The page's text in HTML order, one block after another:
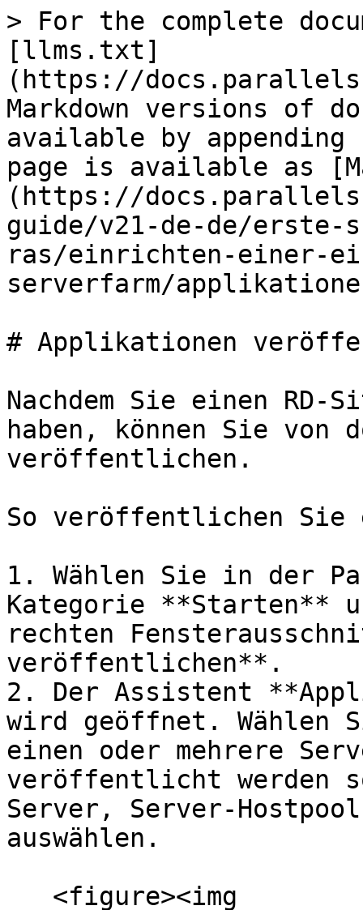
> For the complete
[llms.txt]
(https://
Markdown versions of
available by
page is available as
(https://
guide/v21-de-de/
ras/einrichten-einer-
serverfarm/
# Applikationen
Nachdem Sie einen RD-
haben, können Sie von
veröffentlichen.
So veröffentlichen Sie
1. Wählen Sie in der
Kategorie **Starten**
rechten
veröffentlichen**.
2. Der Assistent
wird geöffnet. Wählen
einen oder mehrere
veröffentlicht werden
Server, Server-
auswählen.